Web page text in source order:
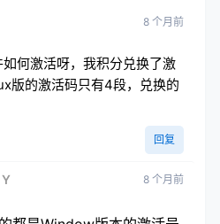
8 个月前
何激活呀，我积分兑换了激
版的激活码只有4段，兑换的
回复
Y 8 个月前